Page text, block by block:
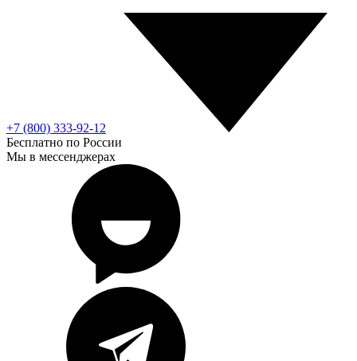
+7 (800) 333-92-12
Бесплатно по России
Мы в мессенджерах